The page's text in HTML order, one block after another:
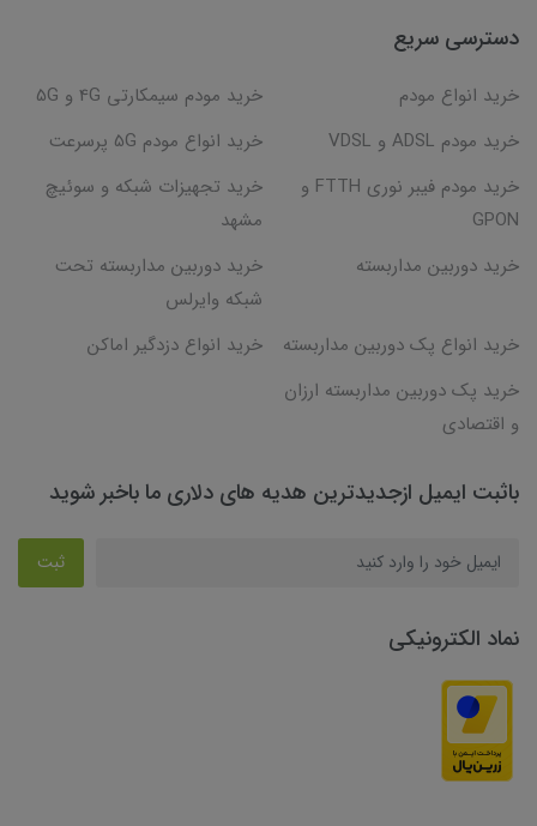
دسترسی سریع
خرید انواع مودم
خرید مودم سیمکارتی 4G و 5G
خرید مودم ADSL و VDSL
خرید انواع مودم 5G پرسرعت
خرید مودم فیبر نوری FTTH و
GPON
خرید تجهیزات شبکه و سوئیچ
مشهد
خرید دوربین مداربسته
خرید دوربین مداربسته تحت
شبکه وایرلس
خرید انواع پک دوربین مداربسته
خرید انواع دزدگیر اماکن
خرید پک دوربین مداربسته ارزان
و اقتصادی
باثبت ایمیل ازجدیدترین هدیه های دلاری ما باخبر شوید
ثبت
نماد الکترونیکی